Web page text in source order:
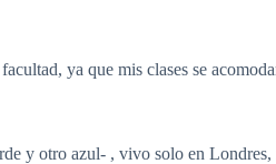
ya que mis clases se
y otro azul- , vivo solo en